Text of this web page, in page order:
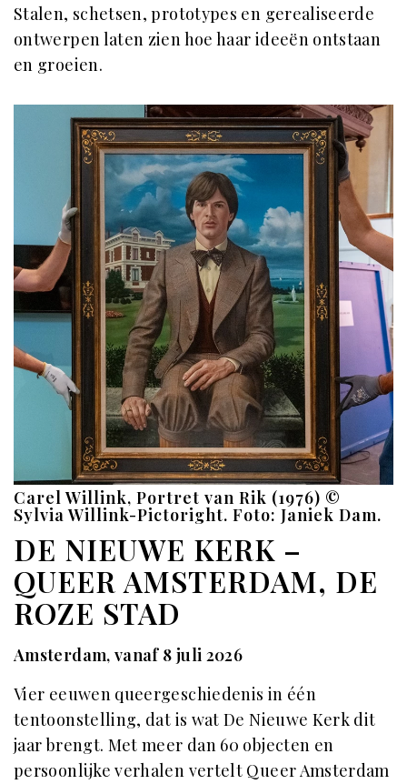
Stalen, schetsen, prototypes en gerealiseerde
ontwerpen laten zien hoe haar ideeën ontstaan
en groeien.
Carel Willink, Portret van Rik (1976) ©
Sylvia Willink-Pictoright. Foto: Janiek Dam.
DE NIEUWE KERK –
QUEER AMSTERDAM, DE
ROZE STAD
Amsterdam, vanaf 8 juli 2026
Vier eeuwen queergeschiedenis in één
tentoonstelling, dat is wat De Nieuwe Kerk dit
jaar brengt. Met meer dan 60 objecten en
persoonlijke verhalen vertelt Queer Amsterdam